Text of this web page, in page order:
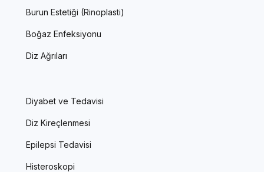
Burun Estetiği (Rinoplasti)
Boğaz Enfeksiyonu
Diz Ağrıları
Diyabet ve Tedavisi
Diz Kireçlenmesi
Epilepsi Tedavisi
Histeroskopi